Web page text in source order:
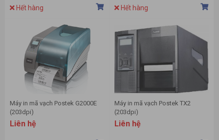
Hết hàng Hết hàng
Máy in mã vạch Postek G2000E
(203dpi)
Liên hệ
Máy in mã vạch Postek TX2
(203dpi)
Liên hệ